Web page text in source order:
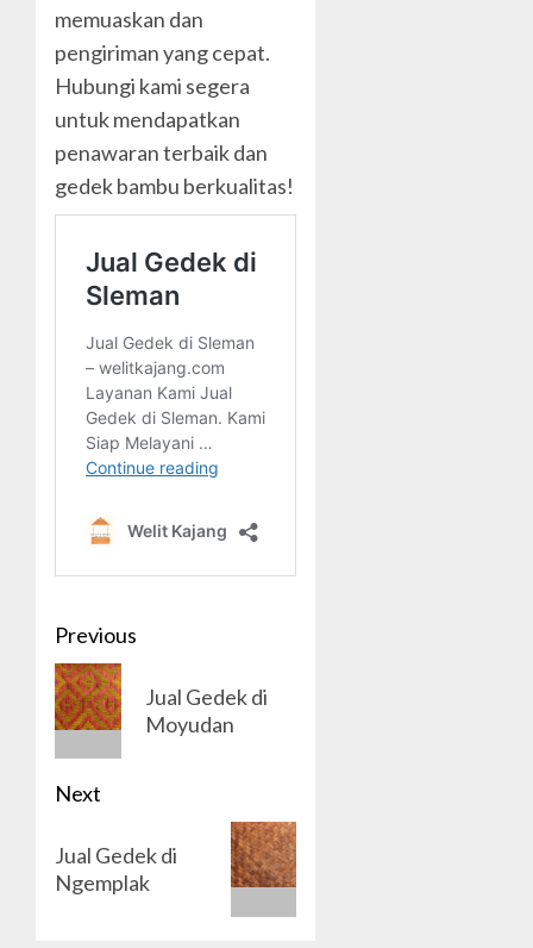
memuaskan dan
pengiriman yang cepat.
Hubungi kami segera
untuk mendapatkan
penawaran terbaik dan
gedek bambu berkualitas!
Post
navigation
Previous
Previous
post:
Jual Gedek di
Moyudan
Next
post:
Jual Gedek di
Ngemplak